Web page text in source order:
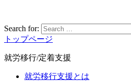
Search for:
トップページ
就労移行/定着支援
就労移行支援とは